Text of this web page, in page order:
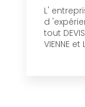
L'
d
tout
VIENNE et